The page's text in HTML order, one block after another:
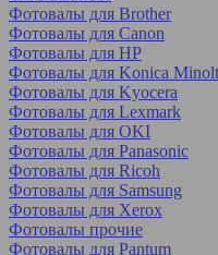
Фотовалы для Brother
Фотовалы для Canon
Фотовалы для HP
Фотовалы для Koniсa
Фотовалы для Kyocera
Фотовалы для Lexmark
Фотовалы для OKI
Фотовалы для Panasonic
Фотовалы для Ricoh
Фотовалы для Samsung
Фотовалы для Xerox
Фотовалы прочие
Фотовалы для Pantum